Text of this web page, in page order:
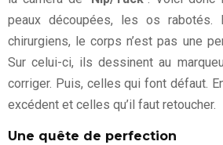
peaux découpées, les os rabotés.
chirurgiens, le corps n’est pas une
Sur celui-ci, ils dessinent au
corriger. Puis, celles qui font défaut.
excédent et celles qu’il faut retoucher.
Une quête de perfection